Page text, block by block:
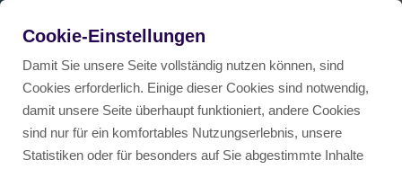
Wir schauen uns gerade um nach guten Deals.
Zum Deal
Cookie-Einstellungen
Damit Sie unsere Seite vollständig nutzen können, sind
Cookies erforderlich. Einige dieser Cookies sind notwendig,
damit unsere Seite überhaupt funktioniert, andere Cookies
sind nur für ein komfortables Nutzungserlebnis, unsere
Statistiken oder für besonders auf Sie abgestimmte Inhalte